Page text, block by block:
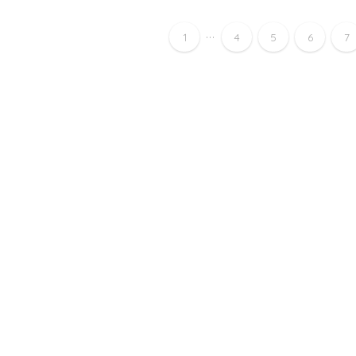
1 ... 4 5 6 7